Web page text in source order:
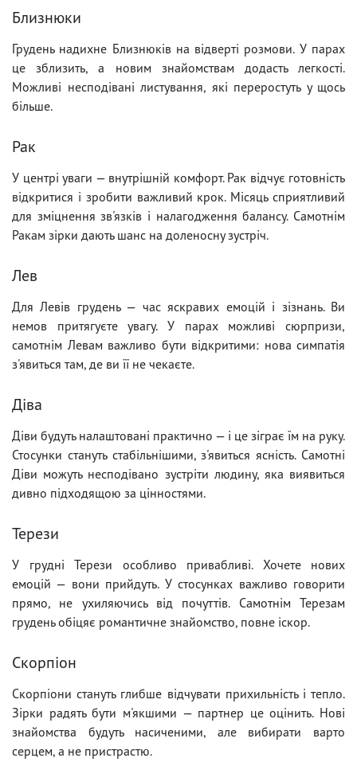
Близнюки
Грудень надихне Близнюків на відверті розмови. У парах
це зблизить, а новим знайомствам додасть легкості.
Можливі несподівані листування, які переростуть у щось
більше.
Рак
У центрі уваги — внутрішній комфорт. Рак відчує готовність
відкритися і зробити важливий крок. Місяць сприятливий
для зміцнення зв'язків і налагодження балансу. Самотнім
Ракам зірки дають шанс на доленосну зустріч.
Лев
Для Левів грудень — час яскравих емоцій і зізнань. Ви
немов притягуєте увагу. У парах можливі сюрпризи,
самотнім Левам важливо бути відкритими: нова симпатія
з'явиться там, де ви її не чекаєте.
Діва
Діви будуть налаштовані практично — і це зіграє їм на руку.
Стосунки стануть стабільнішими, з'явиться ясність. Самотні
Діви можуть несподівано зустріти людину, яка виявиться
дивно підходящою за цінностями.
Терези
У грудні Терези особливо привабливі. Хочете нових
емоцій — вони прийдуть. У стосунках важливо говорити
прямо, не ухиляючись від почуттів. Самотнім Терезам
грудень обіцяє романтичне знайомство, повне іскор.
Скорпіон
Скорпіони стануть глибше відчувати прихильність і тепло.
Зірки радять бути м'якшими — партнер це оцінить. Нові
знайомства будуть насиченими, але вибирати варто
серцем, а не пристрастю.